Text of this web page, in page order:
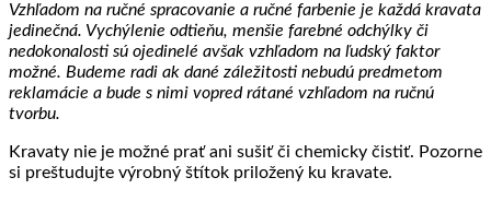
Vzhľadom na ručné spracovanie a ručné farbenie je každá kravata
jedinečná. Vychýlenie odtieňu, menšie farebné odchýlky či
nedokonalosti sú ojedinelé avšak vzhľadom na ľudský faktor
možné. Budeme radi ak dané záležitosti nebudú predmetom
reklamácie a bude s nimi vopred rátané vzhľadom na ručnú
tvorbu.
Kravaty nie je možné prať ani sušiť či chemicky čistiť. Pozorne
si preštudujte výrobný štítok priložený ku kravate.